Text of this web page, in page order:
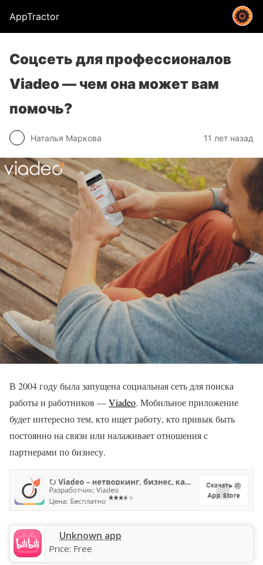
AppTractor
Соцсеть для профессионалов
Viadeo — чем она может вам
помочь?
Наталья Маркова 11 лет назад
В 2004 году была запущена социальная сеть для поиска
работы и работников —Viadeo. Мобильное приложение
будет интересно тем, кто ищет работу, кто привык быть
постоянно на связи или налаживает отношения с
партнерами по бизнесу.
Unknown app
Price: Free